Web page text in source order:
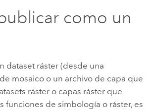
como un
dataset ráster (desde una
mosaico o un archivo de capa que
ráster o capas ráster que
funciones de simbología o ráster, es